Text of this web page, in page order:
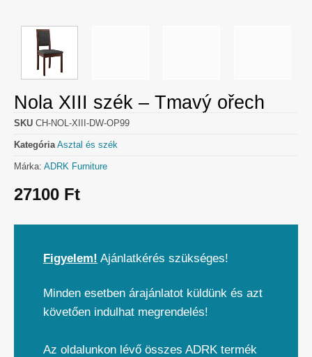
Nola XIII szék – Tmavý ořech
SKU CH-NOL-XIII-DW-OP99
Kategória Asztal és szék
Márka: ADRK Furniture
27100 Ft
Figyelem! Ajánlatkérés szükséges!
Minden esetben árajánlatot küldünk és azt
követően indulhat megrendelés!
Az oldalunkon lévő összes ADRK termék